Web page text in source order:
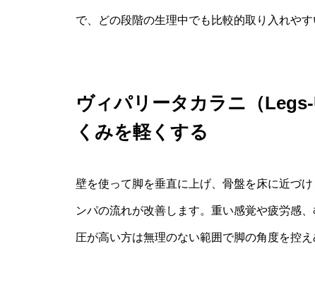
で、どの段階の生理中でも比較的取り入れやす
ヴィパリータカラニ（
くみを軽くする
壁を使って脚を垂直に上げ、骨盤を床に近づ
ンパの流れが改善します。重い感覚や疲労感
圧が高い方は無理のない範囲で脚の角度を控え